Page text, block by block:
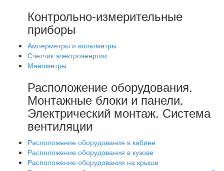
Контрольно-измерительные
приборы
Амперметры и вольтметры
Счетчик электроэнергии
Манометры
Расположение оборудования.
Монтажные блоки и панели.
Электрический монтаж. Система
вентиляции
Расположение оборудования в кабине
Расположение оборудования в кузове
Расположение оборудования на крыше